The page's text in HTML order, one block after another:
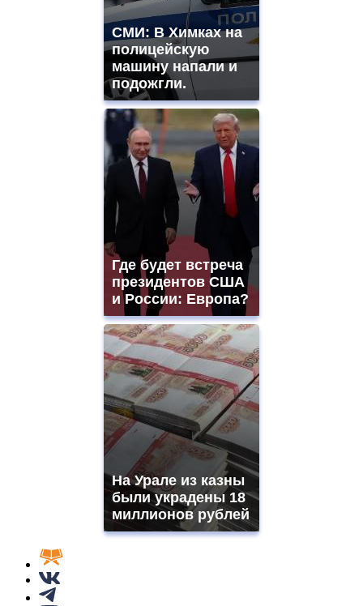
СМИ: В Химках на
полицейскую
машину напали и
подожгли.
Где будет встреча
президентов США
и России: Европа?
На Урале из казны
были украдены 18
миллионов рублей